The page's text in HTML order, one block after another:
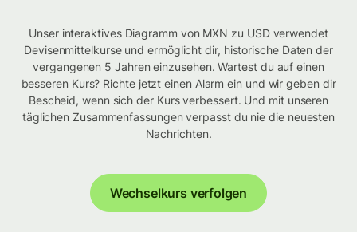
Unser interaktives Diagramm von MXN zu USD verwendet
Devisenmittelkurse und ermöglicht dir, historische Daten der
vergangenen 5 Jahren einzusehen. Wartest du auf einen
besseren Kurs? Richte jetzt einen Alarm ein und wir geben dir
Bescheid, wenn sich der Kurs verbessert. Und mit unseren
täglichen Zusammenfassungen verpasst du nie die neuesten
Nachrichten.
Wechselkurs verfolgen